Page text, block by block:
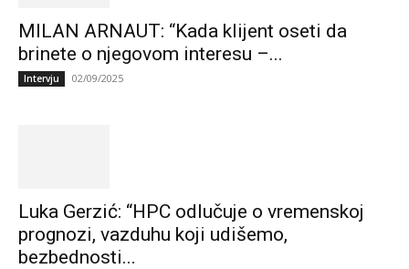
MILAN ARNAUT: “Kada klijent oseti da
brinete o njegovom interesu –...
Intervju 02/09/2025
Luka Gerzić: “HPC odlučuje o vremenskoj
prognozi, vazduhu koji udišemo,
bezbednosti...